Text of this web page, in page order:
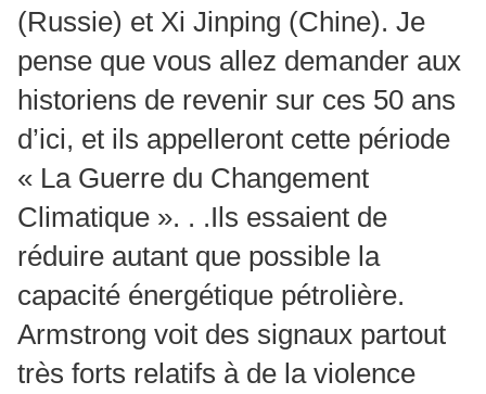
(Russie) et Xi Jinping (Chine). Je
pense que vous allez demander aux
historiens de revenir sur ces 50 ans
d’ici, et ils appelleront cette période
« La Guerre du Changement
Climatique ». . .Ils essaient de
réduire autant que possible la
capacité énergétique pétrolière.
Armstrong voit des signaux partout
très forts relatifs à de la violence